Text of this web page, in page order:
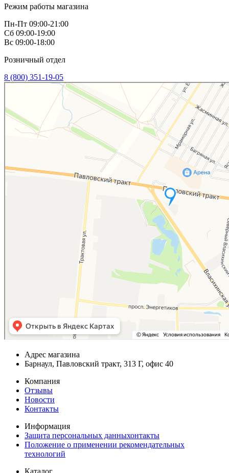
Режим работы магазина
Пн-Пт 09:00-21:00
Сб 09:00-19:00
Вс 09:00-18:00
Розничный отдел
8 (800) 351-19-05
Адрес магазина
Барнаул, Павловский тракт, 313 Г, офис 40
Компания
Отзывы
Новости
Контакты
Информация
Защита персональных данныхонтакты
Положение о применении рекомендательных
технологий